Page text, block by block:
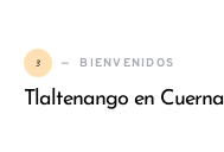
3 BIENVENIDOS
Tlaltenango en